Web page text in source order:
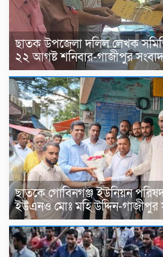
ছাতক উপজেলা দলিল লেখক সমিতির
২২ আগষ্ট শনিবার-গাজীপুর
ছাতকে গোবিনগঞ্জ ইউনিয়ন পরিষদ
ইউএনও মোঃ মহি উদ্দিন-গাজীপুর